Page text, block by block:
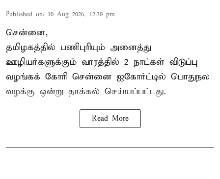
Published on: 10 Aug 2026, 12:30 pm
சென்னை,
தமிழகத்தில் பணிபுரியும் அனைத்து
ஊழியர்களுக்கும் வாரத்தில் 2 நாட்கள் விடுப்பு
வழங்கக் கோரி சென்னை ஐகோர்ட்டில் பொதுநல
வழக்கு ஒன்று தாக்கல் செய்யப்பட்டது.
Read More